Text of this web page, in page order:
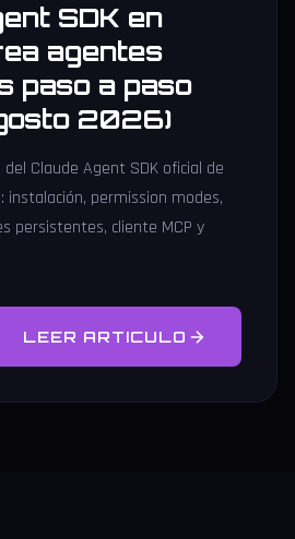
SDK en
agentes
paso a paso
2026)
Claude Agent SDK oficial de
instalación, permission modes,
persistentes, cliente MCP y
LEER ARTICULO